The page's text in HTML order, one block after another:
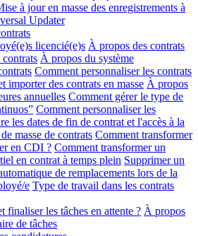
à jour en masse des enregistrements à
Updater
licencié(e)s À propos des contrats
À propos du système
Comment personnaliser les contrats
importer des contrats en masse À propos
annuelles Comment gérer le type de
Comment personnaliser les
les dates de fin de contrat et l'accès à la
masse de contrats Comment transformer
en CDI ? Comment transformer un
en contrat à temps plein Supprimer un
de remplacements lors de la
e Type de travail dans les contrats
finaliser les tâches en attente ? À propos
de tâches